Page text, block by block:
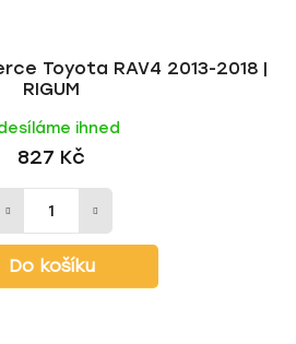
Toyota RAV4 2013-2018 |
RIGUM
ihned
827 Kč
Do košíku